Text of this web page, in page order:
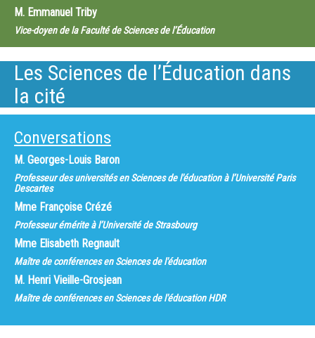
M. Emmanuel Triby
Vice-doyen de la Faculté de Sciences de l’Éducation
Les Sciences de l’Éducation dans
la cité
Conversations
M. Georges-Louis Baron
Professeur des universités en Sciences de l'éducation à l’Université Paris
Descartes
Mme Françoise Crézé
Professeur émérite à l’Université de Strasbourg
Mme Elisabeth Regnault
Maître de conférences en Sciences de l'éducation
M. Henri Vieille-Grosjean
Maître de conférences en Sciences de l'éducation HDR